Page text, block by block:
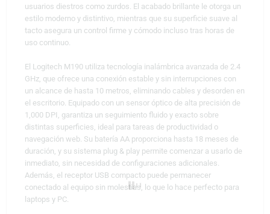
usuarios diestros como zurdos. El acabado brillante le otorga un
estilo moderno y distintivo, mientras que su superficie suave al
tacto asegura un control firme y cómodo incluso tras horas de
uso continuo.
El Logitech M190 utiliza tecnología inalámbrica avanzada de 2.4
GHz, que ofrece una conexión estable y sin interrupciones con
un alcance de hasta 10 metros, eliminando cables y desorden en
el escritorio. Equipado con un sensor óptico de alta precisión de
1,000 DPI, garantiza un seguimiento fluido y exacto sobre
distintas superficies, ideal para tareas de productividad o
navegación web. Su batería AA proporciona hasta 18 meses de
duración, y su sistema plug & play permite comenzar a usarlo de
inmediato, sin necesidad de configuraciones adicionales.
Además, el receptor USB compacto puede permanecer
conectado al equipo sin molestias, lo que lo hace perfecto para
laptops y PC.